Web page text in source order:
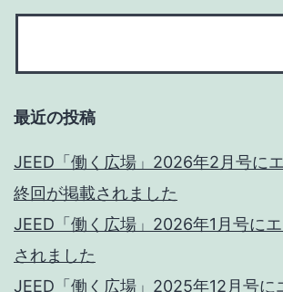
最近の投稿
JEED「働く広場」2026年2月号に
終回が掲載されました
JEED「働く広場」2026年1月号に
されました
JEED「働く広場」2025年12月号に